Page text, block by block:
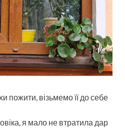
пожити, візьмемо її до себе
я мало не втратила дар